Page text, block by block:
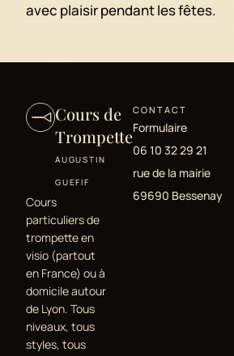
avec plaisir pendant les fêtes.
Cours de
Trompette
AUGUSTIN
GUEFIF
Cours
particuliers de
trompette en
visio (partout
en France) ou à
domicile autour
de Lyon. Tous
niveaux, tous
styles, tous
CONTACT
Formulaire
06 10 32 29 21
rue de la mairie
69690 Bessenay